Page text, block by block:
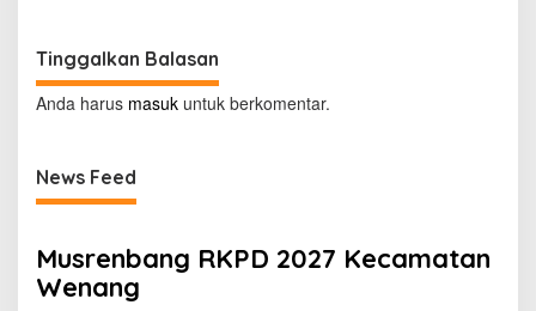
Tinggalkan Balasan
Anda harus masuk untuk berkomentar.
News Feed
Musrenbang RKPD 2027 Kecamatan
Wenang